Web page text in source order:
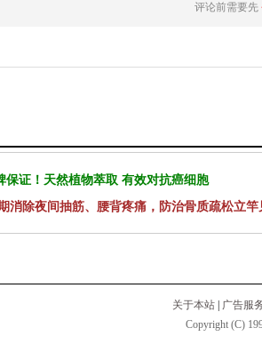
评论前需要先
保证！天然植物萃取 有效对抗癌细胞
消除夜间抽筋、腰背疼痛，防治骨质疏松立竿
关于本站
广告服
Copyright (C)